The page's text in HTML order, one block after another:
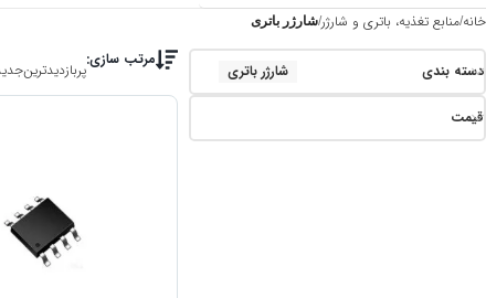
خانهمنابع تغذیه، باتری و شارژر شارژر باتری
دسته بندی شارژر باتری
قیمت
مرتب سازی:
پربازدیدترین